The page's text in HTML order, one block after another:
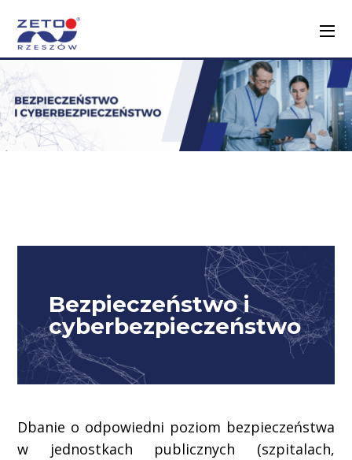
Bezpieczeństwo i
cyberbezpieczeństwo
Dbanie o odpowiedni poziom bezpieczeństwa
w jednostkach publicznych (szpitalach,